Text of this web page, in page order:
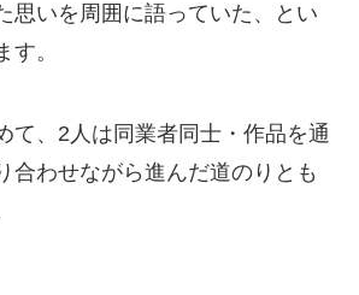
思いを周囲に語っていた、とい
す。
て、2人は同業者同士・作品を通
合わせながら進んだ道のりとも